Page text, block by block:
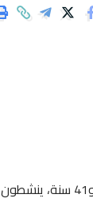
، اليوم الخميس، من تفكيك خلية إرهابية موالية ل “داعش” تتكون من 5 متطرفين تتراوح أعمارهم بين 27 و41 سنة، ينشطون